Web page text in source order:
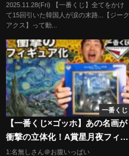
2025.11.28(Fri) 【一番くじ】全てをかけ
て15回引いた韓国人が涙の末路...【ジーク
アクス】って動...
一番くじ
【一番くじ×ゴッホ】あの名画が
衝撃の立体化！A賞星月夜フィギ
ュア当たるまで帰れません。｜
1:名無しさん＠お腹いっぱい